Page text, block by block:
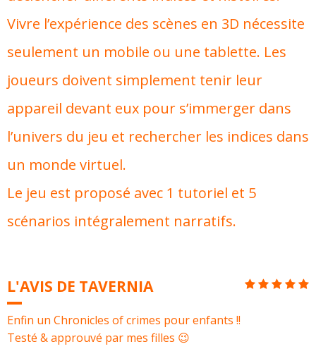
Vivre l’expérience des scènes en 3D nécessite
seulement un mobile ou une tablette. Les
joueurs doivent simplement tenir leur
appareil devant eux pour s’immerger dans
l’univers du jeu et rechercher les indices dans
un monde virtuel.
Le jeu est proposé avec 1 tutoriel et 5
scénarios intégralement narratifs.
L'AVIS DE TAVERNIA
Enfin un Chronicles of crimes pour enfants !!
Testé & approuvé par mes filles 😉